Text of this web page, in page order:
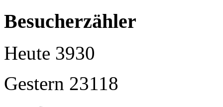
Besucherzähler
Heute 3930
Gestern 23118